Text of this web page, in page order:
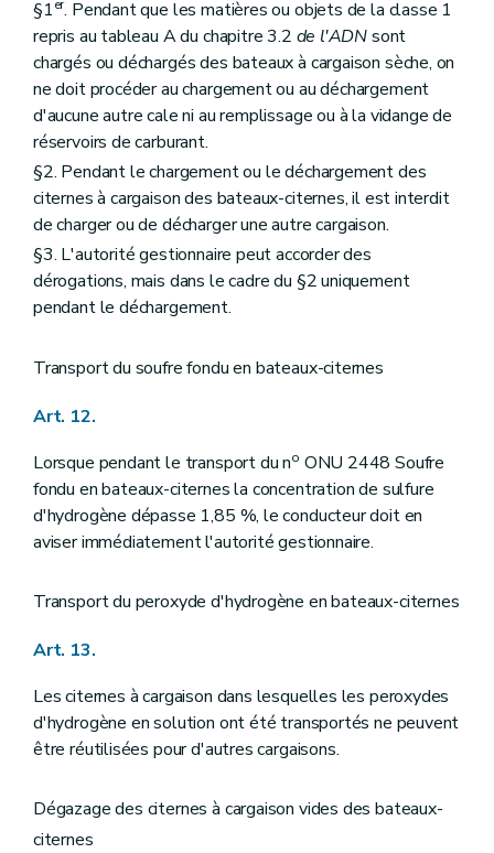
§1er. Pendant que les matières ou objets de la classe 1
repris au tableau A du chapitre 3.2 de l'ADNsont
chargés ou déchargés des bateaux à cargaison sèche, on
ne doit procéder au chargement ou au déchargement
d'aucune autre cale ni au remplissage ou à la vidange de
réservoirs de carburant.
§2. Pendant le chargement ou le déchargement des
citernes à cargaison des bateaux-citernes, il est interdit
de charger ou de décharger une autre cargaison.
§3. L'autorité gestionnaire peut accorder des
dérogations, mais dans le cadre du §2 uniquement
pendant le déchargement.
Transport du soufre fondu en bateaux-citernes
Art. 12.
Lorsque pendant le transport du no ONU 2448 Soufre
fondu en bateaux-citernes la concentration de sulfure
d'hydrogène dépasse 1,85 %, le conducteur doit en
aviser immédiatement l'autorité gestionnaire.
Transport du peroxyde d'hydrogène en bateaux-citernes
Art. 13.
Les citernes à cargaison dans lesquelles les peroxydes
d'hydrogène en solution ont été transportés ne peuvent
être réutilisées pour d'autres cargaisons.
Dégazage des citernes à cargaison vides des bateaux-
citernes